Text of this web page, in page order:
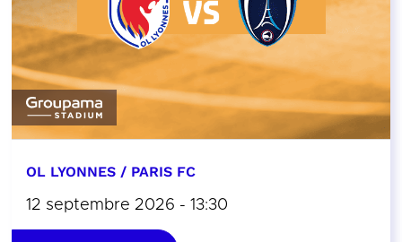
OL LYONNES / PARIS FC
12 septembre 2026 - 13:30